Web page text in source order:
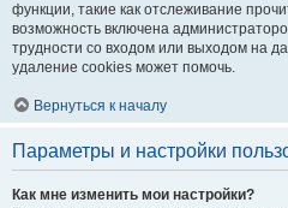
функции, такие как отслеживание
возможность включена
трудности со входом или выходом на
удаление cookies может помочь.
Вернуться к началу
Параметры и настройки
Как мне изменить мои настройки?